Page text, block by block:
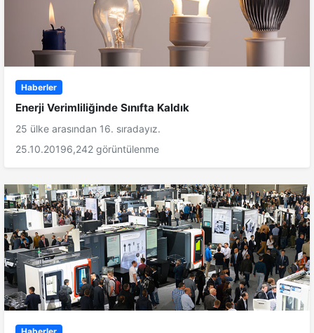
Haberler
Enerji Verimliliğinde Sınıfta Kaldık
25 ülke arasından 16. sıradayız.
25.10.20196,242 görüntülenme